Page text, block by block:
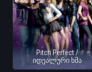
Pitch Perfect /
იდეალური ხმა